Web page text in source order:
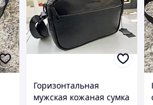
Горизонтальная
мужская кожаная сумка